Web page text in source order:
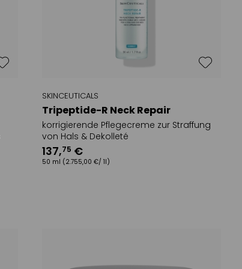
SKINCEUTICALS
Tripeptide-R Neck Repair
korrigierende Pflegecreme zur Straffung
von Hals & Dekolleté
137,75 €
50 ml (2.755,00 €/ 1l)